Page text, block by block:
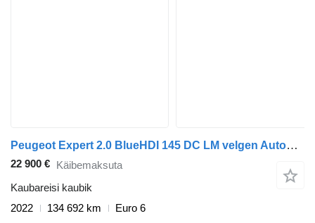
Peugeot Expert 2.0 BlueHDI 145 DC LM velgen Automaat Sensoren
22 900 € Käibemaksuta
Kaubareisi kaubik
2022
134 692 km
Euro 6